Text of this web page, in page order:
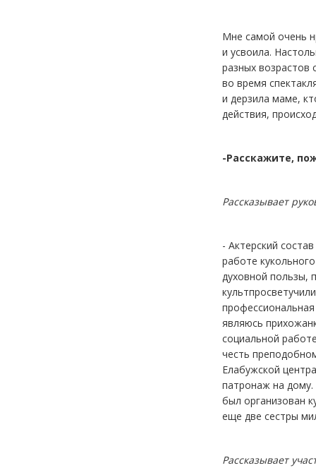
Мне самой очень
и усвоила.
разных возрастов
во время
и дерзила маме,
действия,
-Расскажите,
Рассказывает
- Актерский
работе
духовной пользы,
являюсь
социальной
честь
Елабужской
патронаж на
был организован
еще две сестры
Рассказывает